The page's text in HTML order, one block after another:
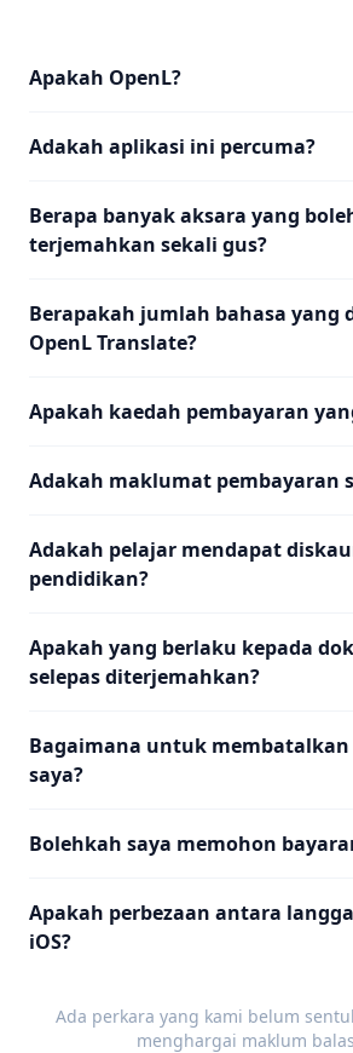
Apakah OpenL?
Adakah aplikasi ini percuma?
Berapa banyak aksara yang
terjemahkan sekali gus?
Berapakah jumlah bahasa yang
OpenL Translate?
Apakah kaedah pembayaran
Adakah maklumat pembayaran
Adakah pelajar mendapat
pendidikan?
Apakah yang berlaku kepada
selepas diterjemahkan?
Bagaimana untuk
saya?
Bolehkah saya memohon
Apakah perbezaan antara
iOS?
Ada perkara yang kami belum
menghargai maklum balas